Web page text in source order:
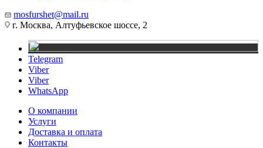
mosfurshet@mail.ru
г. Москва, Алтуфьевское шоссе, 2
Telegram
Viber
Viber
WhatsApp
О компании
Услуги
Доставка и оплата
Контакты